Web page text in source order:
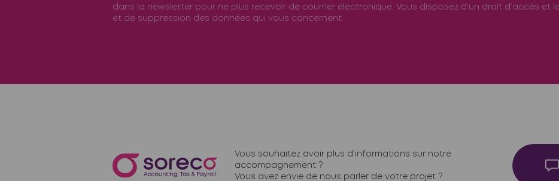
dans la newsletter pour ne plus recevoir de courrier électronique. Vous disposez d’un droit d’accès et
et de suppression des données qui vous concernent.
Vous souhaitez avoir plus d’informations sur notre
accompagnement ?
Vous avez envie de nous parler de votre projet ?